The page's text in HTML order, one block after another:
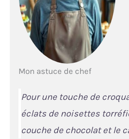
Mon astuce de chef
Pour une touche de
éclats de noisettes
couche de chocolat et le